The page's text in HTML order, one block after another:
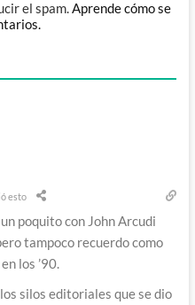
el spam.Aprende cómo se
esto
poquito con John Arcudi
tampoco recuerdo como
los ’90.
silos editoriales que se dio